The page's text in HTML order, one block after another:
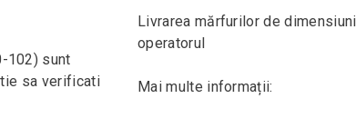
102) sunt
sa verificati
Livrarea mărfurilor de
operatorul
Mai multe informații: